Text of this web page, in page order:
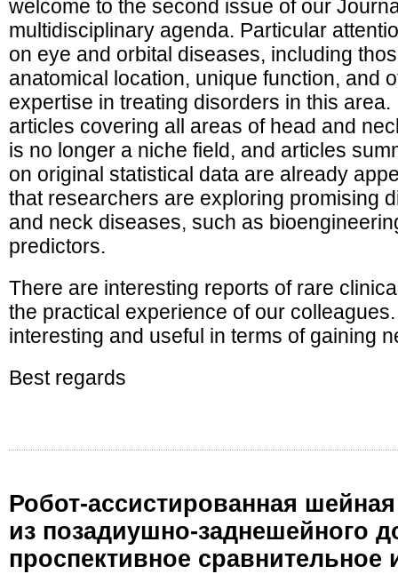
welcome to the second issue of our
multidisciplinary agenda. Particular
on eye and orbital diseases, including
anatomical location, unique function, and
expertise in treating disorders in this
articles covering all areas of head and
is no longer a niche field, and articles
on original statistical data are already
that researchers are exploring promising
and neck diseases, such as
predictors.
There are interesting reports of rare
the practical experience of our
interesting and useful in terms of gaining
Best regards
Робот-ассистированная
из позадиушно-заднешейного
проспективное сравнительное